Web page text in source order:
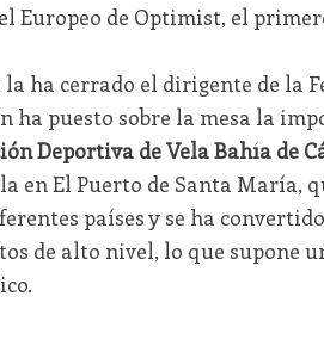
Europeo de Optimist, el
ha cerrado el dirigente de la
ha puesto sobre la mesa la
Deportiva de Vela Bahía de
en El Puerto de Santa María,
países y se ha
de alto nivel, lo que supone